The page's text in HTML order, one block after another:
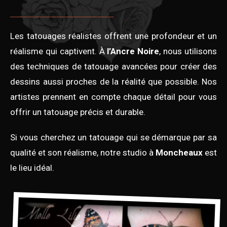
Les tatouages réalistes offrent une profondeur et un
réalisme qui captivent. À l’Ancre Noire, nous utilisons
des techniques de tatouage avancées pour créer des
dessins aussi proches de la réalité que possible. Nos
artistes prennent en compte chaque détail pour vous
offrir un tatouage précis et durable.
Si vous cherchez un tatouage qui se démarque par sa
qualité et son réalisme, notre studio à Moncheaux est
le lieu idéal.